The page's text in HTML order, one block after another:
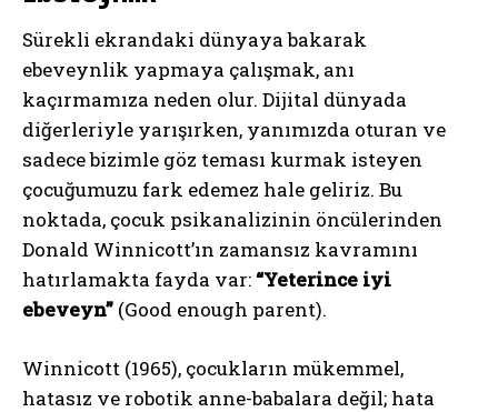
Sürekli ekrandaki dünyaya bakarak
ebeveynlik yapmaya çalışmak, anı
kaçırmamıza neden olur. Dijital dünyada
diğerleriyle yarışırken, yanımızda oturan ve
sadece bizimle göz teması kurmak isteyen
çocuğumuzu fark edemez hale geliriz. Bu
noktada, çocuk psikanalizinin öncülerinden
Donald Winnicott’ın zamansız kavramını
hatırlamakta fayda var: “Yeterince iyi
ebeveyn” (Good enough parent).
Winnicott (1965), çocukların mükemmel,
hatasız ve robotik anne-babalara değil; hata